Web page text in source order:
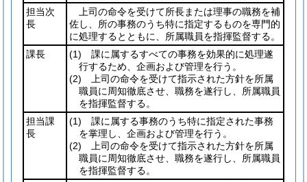
担当次
長
上司の命令を受けて所長または理事の職務を補
佐し、所の事務のうち特に指定するものを専門的
に処理するとともに、所属職員を指揮監督する。
課長
(1) 課に属するすべての事務を効果的に処理遂
行するため、企画および管理を行う。
(2) 上司の命令を受けて指示された方針を所属
職員に周知徹底させ、職務を遂行し、所属職員
を指揮監督する。
担当課
長
(1) 課に属する事務のうち特に指定された事務
を掌理し、企画および管理を行う。
(2) 上司の命令を受けて指示された方針を所属
職員に周知徹底させ、職務を遂行し、所属職員
を指揮監督する。